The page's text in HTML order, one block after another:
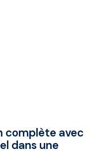
complète avec
dans une